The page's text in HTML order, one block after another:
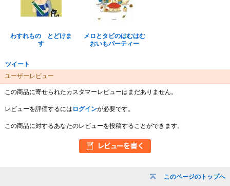
このページのトップへ
わすれもの とどけま
す
メロとタビのはむはむ
おいもパーティー
ツイート
ユーザーレビュー
この商品に寄せられたカスタマーレビューはまだありません。
レビューを評価するには ログインが必要です。
この商品に対するあなたのレビューを投稿することができます。